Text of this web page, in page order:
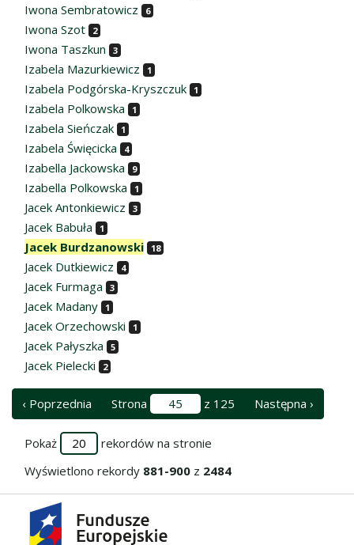
Iwona Sembratowicz 6
Iwona Szot 2
Iwona Taszkun 3
Izabela Mazurkiewicz 1
Izabela Podgórska-Kryszczuk 1
Izabela Polkowska 1
Izabela Sieńczak 1
Izabela Święcicka 4
Izabella Jackowska 9
Izabella Polkowska 1
Jacek Antonkiewicz 3
Jacek Babuła 1
Jacek Burdzanowski 18
Jacek Dutkiewicz 4
Jacek Furmaga 3
Jacek Madany 1
Jacek Orzechowski 1
Jacek Pałyszka 5
Jacek Pielecki 2
‹ Poprzednia Strona z 125 Następna ›
Pokaż
rekordów na stronie
Wyświetlono rekordy 881-900 z 2484